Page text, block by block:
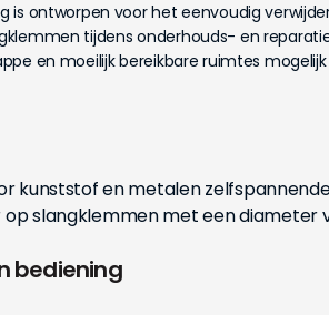
is ontworpen voor het eenvoudig
tijdens onderhouds- en
en moeilijk bereikbare ruimtes
kunststof en metalen
slangklemmen met een diameter
bediening